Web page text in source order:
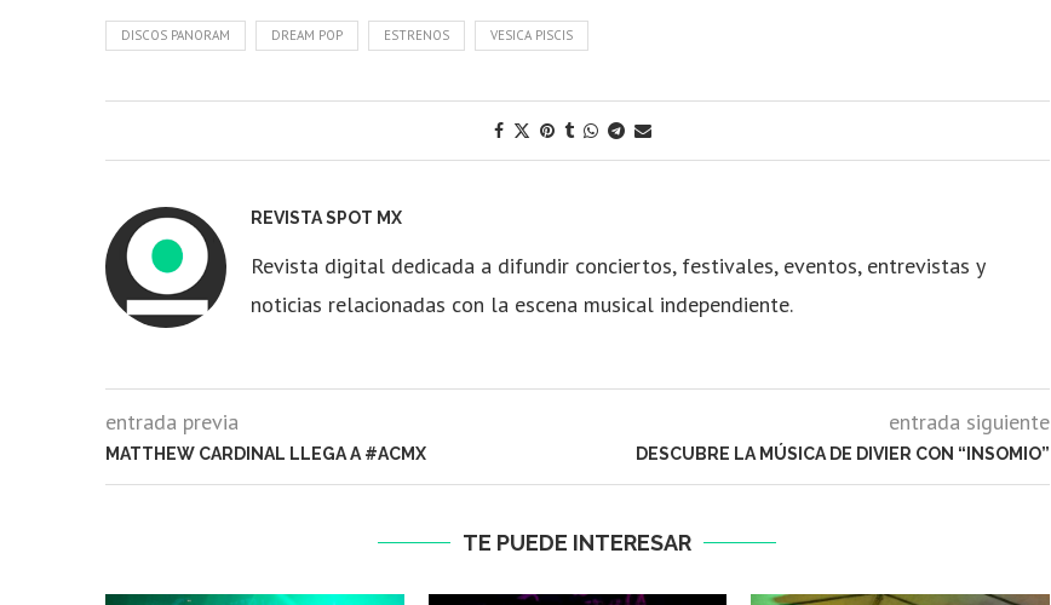
DISCOS PANORAM DREAM POP ESTRENOS VESICA PISCIS
REVISTA SPOT MX
Revista digital dedicada a difundir conciertos, festivales, eventos, entrevistas y
noticias relacionadas con la escena musical independiente.
entrada previa
MATTHEW CARDINAL LLEGA A #ACMX
entrada siguiente
DESCUBRE LA MÚSICA DE DIVIER CON “INSOMIO”
TE PUEDE INTERESAR